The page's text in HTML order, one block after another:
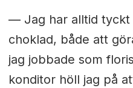
— Jag har alltid tyckt
choklad, både att
jag jobbade som
konditor höll jag på